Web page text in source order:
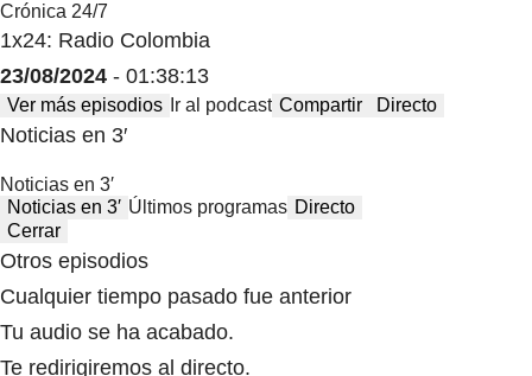
Crónica 24/7
1x24: Radio Colombia
23/08/2024 - 01:38:13
Ver más episodios Ir al podcast Compartir Directo
Noticias en 3′
Noticias en 3′
Noticias en 3′ Últimos programas Directo
Cerrar
Otros episodios
Cualquier tiempo pasado fue anterior
Tu audio se ha acabado.
Te redirigiremos al directo.